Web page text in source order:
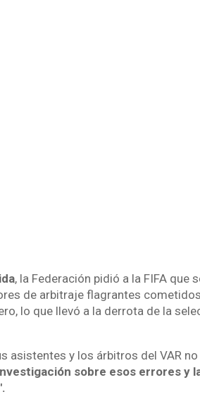
, la Federación pidió a la FIFA que
de arbitraje flagrantes
lo que llevó a la derrota de la
asistentes y los árbitros del VAR
sobre esos errores y